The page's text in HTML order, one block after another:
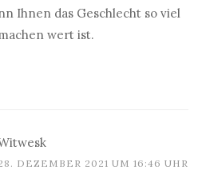
Ihnen das Geschlecht so viel
wert ist.
DEZEMBER 2021 UM 16:46 UHR